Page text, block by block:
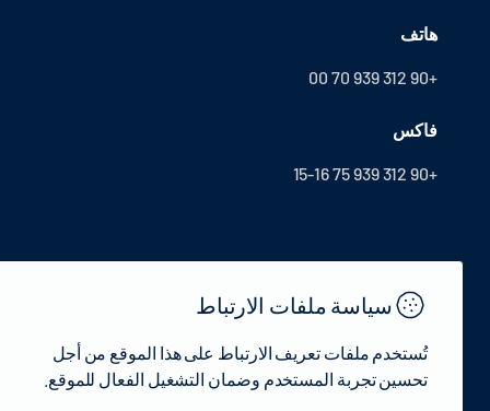
هاتف
+90 312 939 70 00
فاكس
+90 312 939 75 15-16
سياسة ملفات الارتباط
تُستخدم ملفات تعريف الارتباط على هذا الموقع من أجل
تحسين تجربة المستخدم وضمان التشغيل الفعال للموقع.